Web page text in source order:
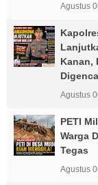
Agustus
Kanan,
Agustus
PETI
Warga
Tegas
Agustus